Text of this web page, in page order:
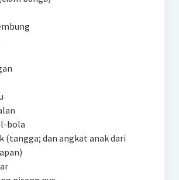
bola
(tangga; dan angkat anak dari